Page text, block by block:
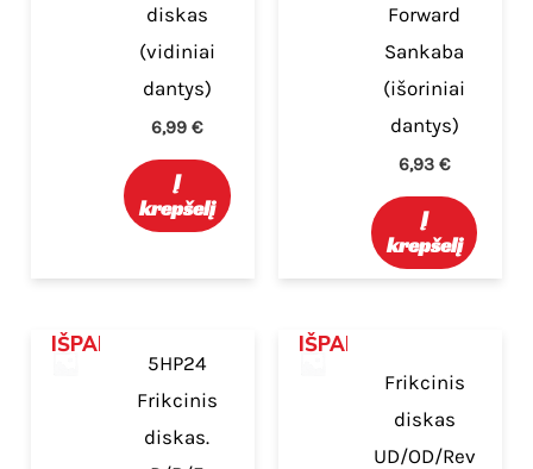
diskas
(vidiniai
dantys)
6,99€
Į
krepšelį
Forward
Sankaba
(išoriniai
dantys)
6,93€
Į
krepšelį
IŠPARDUOTA
5HP24
Frikcinis
diskas.
IŠPARDUOTA
Frikcinis
diskas
UD/OD/Rev